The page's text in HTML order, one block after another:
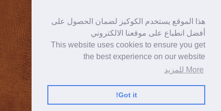
هذا الموقع يستخدم الكوكيز لضمان الحصول على
أفضل انطباع على موقعنا الالكتروني
This website uses cookies to ensure you get
the best experience on our website
More للمزيد
Got it!